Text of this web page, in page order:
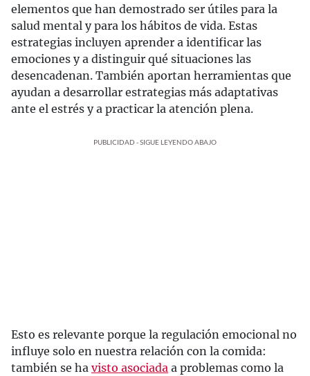
elementos que han demostrado ser útiles para la
salud mental y para los hábitos de vida. Estas
estrategias incluyen aprender a identificar las
emociones y a distinguir qué situaciones las
desencadenan. También aportan herramientas que
ayudan a desarrollar estrategias más adaptativas
ante el estrés y a practicar la atención plena.
PUBLICIDAD - SIGUE LEYENDO ABAJO
Esto es relevante porque la regulación emocional no
influye solo en nuestra relación con la comida:
también se ha visto asociada a problemas como la